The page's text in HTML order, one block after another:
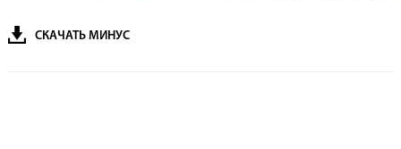
СКАЧАТЬ МИНУС